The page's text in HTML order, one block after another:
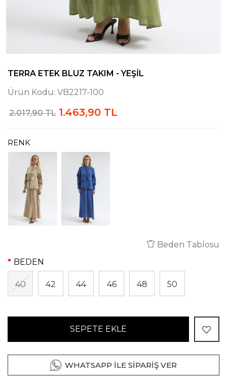
TERRA ETEK BLUZ TAKIM - YEŞIL
Ürün Kodu: VB2217-100
2.017,90 TL 1.463,90 TL
RENK
Beden Tablosu
BEDEN
40 42 44 46 48 50
SEPETE EKLE
WHATSAPP İLE SİPARİŞ VER